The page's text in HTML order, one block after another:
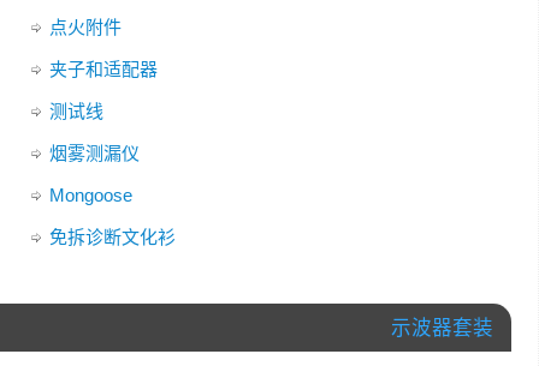
点火附件
夹子和适配器
测试线
烟雾测漏仪
Mongoose
免拆诊断文化衫
示波器套装